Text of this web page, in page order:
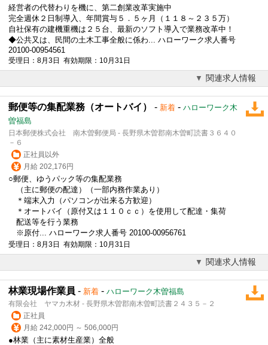
経営者の代替わりを機に、第二創業改革実施中
完全週休２日制導入、年間賞与５．５ヶ月（１１８～２３５万）
自社保有の建機重機は２５台、最新のソフト導入で業務改革中！
◆公共又は、民間の土木工事全般に係わ... ハローワーク求人番号
20100-00954561
受理日：8月3日 有効期限：10月31日
関連求人情報
郵便等の集配業務（オートバイ） - 新着 - ハローワーク木
曽福島
日本郵便株式会社 南木曽郵便局 - 長野県木曽郡南木曽町読書３６４０
－６
正社員以外
月給 202,176円
○郵便、ゆうパック等の集配業務
（主に郵便の配達）（一部内務作業あり）
＊端末入力（パソコンが出来る方歓迎）
＊オートバイ（原付又は１１０ｃｃ）を使用して配達・集荷
配送等を行う業務
※原付... ハローワーク求人番号 20100-00956761
受理日：8月3日 有効期限：10月31日
関連求人情報
林業現場作業員 - 新着 - ハローワーク木曽福島
有限会社 ヤマカ木材 - 長野県木曽郡南木曽町読書２４３５－２
正社員
月給 242,000円 ～ 506,000円
●林業（主に素材生産業）全般